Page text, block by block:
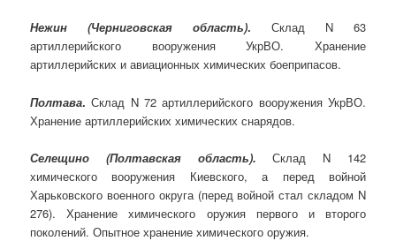
Нежин (Черниговская область). Склад N 63
артиллерийского вооружения УкрВО. Хранение
артиллерийских и авиационных химических боеприпасов.
Полтава. Склад N 72 артиллерийского вооружения УкрВО.
Хранение артиллерийских химических снарядов.
Селещино (Полтавская область). Склад N 142
химического вооружения Киевского, а перед войной
Харьковского военного округа (перед войной стал складом N
276). Хранение химического оружия первого и второго
поколений. Опытное хранение химического оружия.